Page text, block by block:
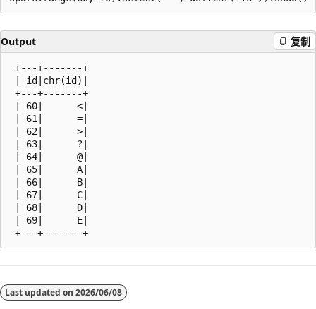
Output 复制
+---+-------+
| id|chr(id)|
+---+-------+
| 60|      <|
| 61|      =|
| 62|      >|
| 63|      ?|
| 64|      @|
| 65|      A|
| 66|      B|
| 67|      C|
| 68|      D|
| 69|      E|
模Last updated on 2026/06/08